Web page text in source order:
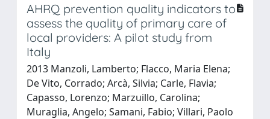
AHRQ prevention quality indicators to
assess the quality of primary care of
local providers: A pilot study from
Italy
2013 Manzoli, Lamberto; Flacco, Maria Elena;
De Vito, Corrado; Arcà, Silvia; Carle, Flavia;
Capasso, Lorenzo; Marzuillo, Carolina;
Muraglia, Angelo; Samani, Fabio; Villari, Paolo